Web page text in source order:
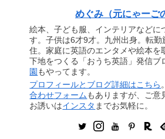
めぐみ（元にゃーご
絵本、子ども服、インテリアなどに
す。子供は6才9才。九州出身。転勤
住。家庭に英語のエンタメや絵本を
下地をつくる「おうち英語」発信ブ
園 もやってます。
プロフィールとブログ詳細はこちら
合わせフォームもありますが、ご意
お誘いはインスタ までお気軽に。